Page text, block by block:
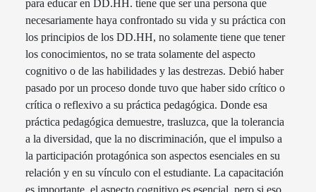
para educar en DD.HH. tiene que ser una persona que
necesariamente haya confrontado su vida y su práctica con
los principios de los DD.HH, no solamente tiene que tener
los conocimientos, no se trata solamente del aspecto
cognitivo o de las habilidades y las destrezas. Debió haber
pasado por un proceso donde tuvo que haber sido crítico o
crítica o reflexivo a su práctica pedagógica. Donde esa
práctica pedagógica demuestre, trasluzca, que la tolerancia
a la diversidad, que la no discriminación, que el impulso a
la participación protagónica son aspectos esenciales en su
relación y en su vínculo con el estudiante. La capacitación